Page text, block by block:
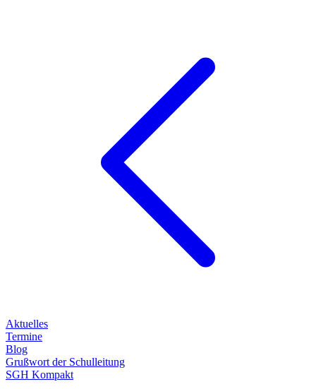
Aktuelles
Termine
Blog
Grußwort der Schulleitung
SGH Kompakt